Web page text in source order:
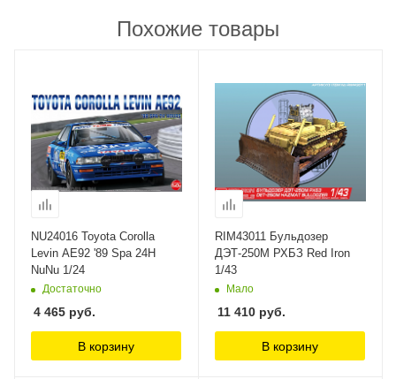
Похожие товары
NU24016 Toyota Corolla
Levin AE92 '89 Spa 24H
NuNu 1/24
Достаточно
4 465 руб.
В корзину
RIM43011 Бульдозер
ДЭТ-250М РХБЗ Red Iron
1/43
Мало
11 410 руб.
В корзину